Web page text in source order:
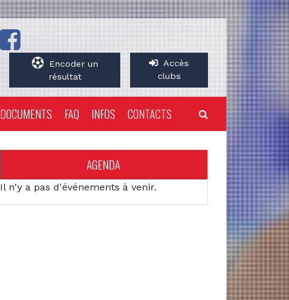
Encoder un
résultat
Accès
clubs
DOCUMENTS FAQ INFOS CONTACTS
AGENDA
Il n'y a pas d'événements à venir.